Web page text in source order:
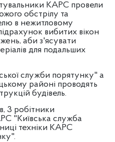
КАРС провели
обстрілу та
в нежитловому
вибитих вікон
аби з'ясувати
для подальших
служби порятунку" а
районі проводять
будівель.
3 робітники
"Київська служба
техніки КАРС